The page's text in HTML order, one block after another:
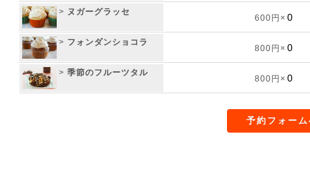
> ヌガーグラッセ
600円×
> フォンダンショコラ
800円×
> 季節のフルーツタル
800円×